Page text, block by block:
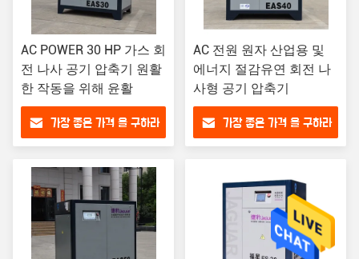
AC POWER 30 HP 가스 회
전 나사 공기 압축기 원활
한 작동을 위해 윤활
가장 좋은 가격 을 구하라
AC 전원 원자 산업용 및
에너지 절감유연 회전 나
사형 공기 압축기
가장 좋은 가격 을 구하라